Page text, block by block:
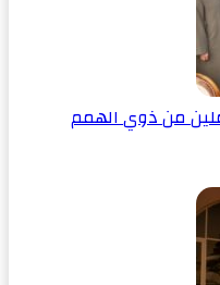
من ذوي الهمم